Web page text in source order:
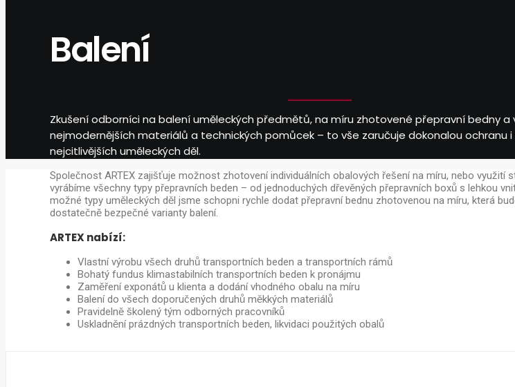
Balení
Zkušení odborníci na balení uměleckých předmětů, na míru zhotovené přepravní bedny a
nejmodernějších materiálů a technických pomůcek – to vše zaručuje dokonalou ochranu
nejcitlivějších uměleckých děl.
Společnost ARTEX zajišťuje možnost zhotovení individuálních obalových řešení na míru, nebo využití
vyrábíme všechny typy přepravních beden – od jednoduchých dřevěných přepravních boxů s lehkou
možné typy uměleckých děl jsme schopni rychle dodat přepravní bednu zhotovenou na míru, která
dostatečně bezpečné varianty balení.
ARTEX nabízí:
Vlastní výrobu všech druhů transportních beden a transportních rámů
Bohatý fundus klimastabilních transportních beden k pronájmu
Zaměření exponátů u klienta a dodání vhodného obalu na míru
Balení do všech doporučených druhů měkkých materiálů
Pravidelně školený tým odborných pracovníků
Uskladnění prázdných transportních beden, likvidaci použitých obalů